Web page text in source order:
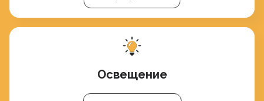
Освещение